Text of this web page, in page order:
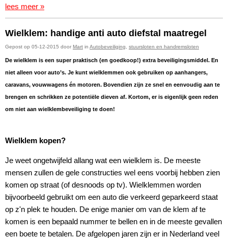
lees meer »
Wielklem: handige anti auto diefstal maatregel
Gepost op 05-12-2015 door Mart in Autobeveiliging stuursloten en handremsloten
De wielklem is een super praktisch (en goedkoop!) extra beveiligingsmiddel. En
niet alleen voor auto’s. Je kunt wielklemmen ook gebruiken op aanhangers,
caravans, vouwwagens én motoren. Bovendien zijn ze snel en eenvoudig aan te
brengen en schrikken ze potentiële dieven af. Kortom, er is eigenlijk geen reden
om niet aan wielklembeveiliging te doen!
Wielklem kopen?
Je weet ongetwijfeld allang wat een wielklem is. De meeste
mensen zullen de gele constructies wel eens voorbij hebben zien
komen op straat (of desnoods op tv). Wielklemmen worden
bijvoorbeeld gebruikt om een auto die verkeerd geparkeerd staat
op z'n plek te houden. De enige manier om van de klem af te
komen is een bepaald nummer te bellen en in de meeste gevallen
een boete te betalen. De afgelopen jaren zijn er in Nederland veel